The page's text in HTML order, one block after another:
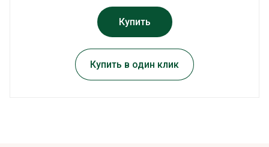
Купить
Купить в один клик